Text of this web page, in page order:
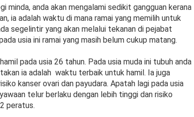
minda, anda akan mengalami sedikit gangguan kerana
ia adalah waktu di mana ramai yang memilih untuk
segelintir yang akan melalui tekanan di pejabat
usia ini ramai yang masih belum cukup matang.
pada usia 26 tahun. Pada usia muda ini tubuh anda
ia adalah waktu terbaik untuk hamil. Ia juga
kanser ovari dan payudara. Apatah lagi pada usia
telur berlaku dengan lebih tinggi dan risiko
peratus.